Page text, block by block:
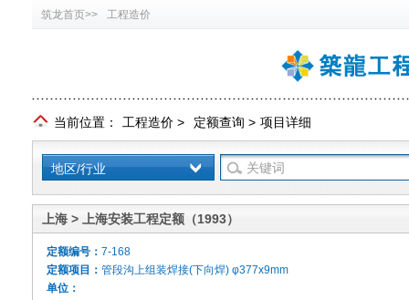
筑龙首页>> 工程造价
当前位置： 工程造价 > 定额查询 > 项目详细
地区/行业
上海 > 上海安装工程定额（1993）
定额编号： 7-168
定额项目： 管段沟上组装焊接(下向焊) φ377x9mm
单位：